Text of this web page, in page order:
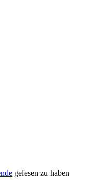
gelesen zu haben